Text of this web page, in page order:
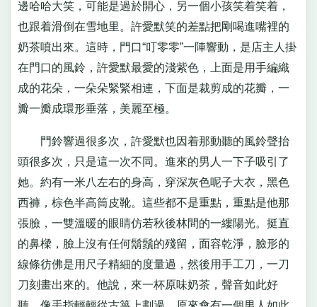
邊哈哈大笑，可能是過於開心，另一個小孩笑着笑着，
也跟着滑倒在雪地里。許愛默笑的差點把剛喝進嘴裡的
奶茶噴出來。這時，門口“叮零零”一陣響動，是店主人掛
在門口的風鈴，許愛默最愛的淺紫色，上面是用手編織
成的花朵，一朵朵緊緊相連，下面是裁剪成的花瓣，一
瓣一瓣成環形垂落，美麗至極。
門鈴響過很多次，許愛默也因着那動聽的風鈴聲抬
頭很多次，只是這一次不同。進來的男人一下子吸引了
她。約有一米八左右的身高，穿深灰色呢子大衣，黑色
西褲，棕色半高筒皮靴。這些都不是重點，重點是他那
張臉，一雙溫暖的眼睛仿若秋後林間的一縷陽光。挺直
的鼻樑，臉上沒有任何鬍鬚的殘留，面容乾淨，臉形的
線條彷佛是用尺子精細的度量過，然後用手工刀，一刀
刀刻畫出來的。他說，來一杯原味奶茶，聲音如此好